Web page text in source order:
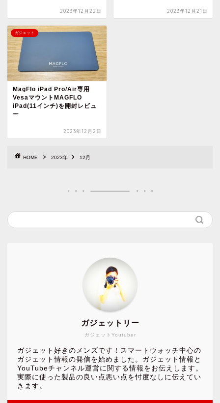
2023年12月22日 2023年12月21日
ガジェット
MagFlo iPad Pro/Air専用
VesaマウントMAGFLO
iPad(11インチ)を開封レビュ
ー
2023年12月2日
HOME 2023年 12月
ガジェットYoutuber
ガジェットリー
ガジェット好きのメンズです！スマートウォッチ中心の
ガジェット情報の発信を始めました。ガジェット情報と
YouTubeチャンネル運営に関する情報をお伝えします。
実際に使った製品の良い点悪い点を忖度なしに伝えてい
きます。